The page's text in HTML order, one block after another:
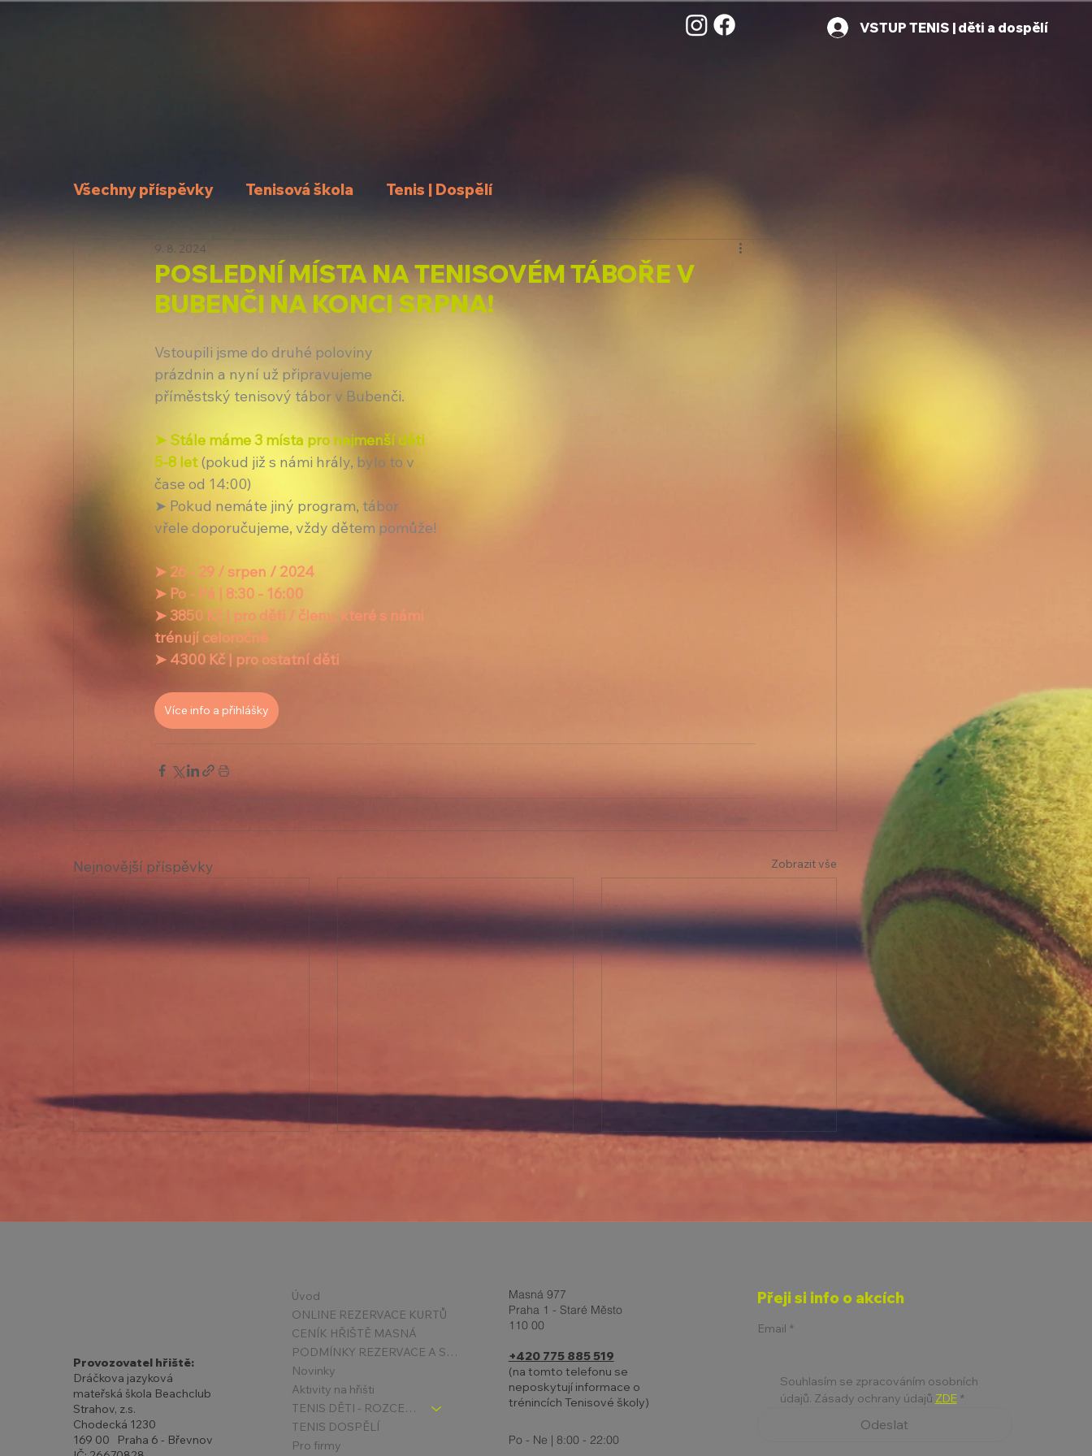
VSTUP TENIS | děti a dospělí
Všechny příspěvky Tenisová škola Tenis | Dospělí
POSLEDNÍ MÍSTA NA TENISOVÉM TÁBOŘE V
BUBENČI NA KONCI SRPNA!
9. 8. 2024
Vstoupili jsme do druhé poloviny
prázdnin a nyní už připravujeme
příměstský tenisový tábor v Bubenči.
➤ Stále máme 3 místa pro nejmenší děti
5-8 let (pokud již s námi hrály, bylo to v
čase od 14:00)
➤ Pokud nemáte jiný program, tábor
vřele doporučujeme, vždy dětem pomůže!
➤ 26 - 29 / srpen / 2024
➤ Po - Pá | 8:30 - 16:00
➤ 3850 Kč | pro děti / členy, které s námi
trénují celoročně
➤ 4300 Kč | pro ostatní děti
Více info a přihlášky
Nejnovější příspěvky Zobrazit vše
Velikonoční prázdniny 2-
6.4.
BOURÁNÍ PŘETLAKOVÉ
HALY 27.3.2026
Provozovatel hřiště:
Dráčkova jazyková
mateřská škola Beachclub
Strahov, z.s.
Chodecká 1230
169 00 Praha 6 - Břevnov
Úvod
ONLINE REZERVACE KURTŮ
CENÍK HŘIŠTĚ MASNÁ
PODMÍNKY REZERVACE A STORNA
Novinky
Aktivity na hřišti
TENIS DĚTI - ROZCESTNÍK
TENIS DOSPĚLÍ
Pro firmy
Masná 977
Praha 1 - Staré Město
110 00
+420 775 885 519
(na tomto telefonu se
neposkytují informace o
trénincích Tenisové školy)
Po - Ne | 8:00 - 22:00
Přeji si info o akcích
Email *
Souhlasím se zpracováním osobních
údajů. Zásady ochrany údajů ZDE *
Odeslat